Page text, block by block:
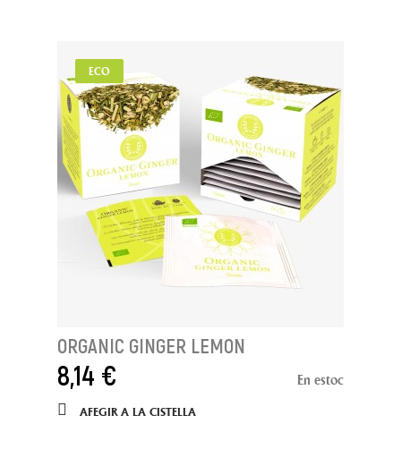
ECO
ORGANIC GINGER LEMON
8,14 € En estoc
AFEGIR A LA CISTELLA